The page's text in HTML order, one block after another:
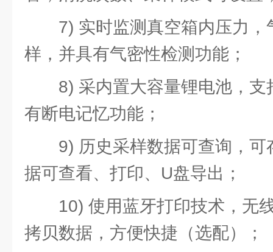
7) 实时监测真空箱内压力
样，并具有气密性检测功能；
8) 采内置大容量锂电池，
有断电记忆功能；
9) 历史采样数据可查询，
据可查看、打印、U盘导出；
10) 使用蓝牙打印技术，无
拷贝数据，方便快捷（选配）；